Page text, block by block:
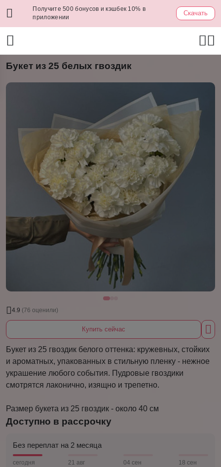
Получите 500 бонусов и кэшбек 10% в
приложении
Скачать
Букет из 25 белых гвоздик
4.9 (76 оценили)
Купить сейчас
Букет из 25 гвоздик белого оттенка: кружевных, стойких
и ароматных, упакованных в стильную пленку - нежное
украшение любого события. Пудровые гвоздики
смотрятся лаконично, изящно и трепетно.
Размер букета из 25 гвоздик - около 40 см
Доступно в рассрочку
Без переплат на 2 месяца
сегодня 21 авг 04 сен 18 сен